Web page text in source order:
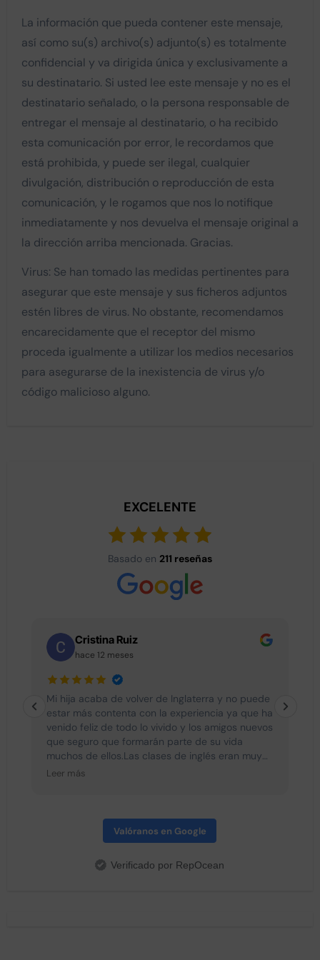
La información que pueda contener este mensaje,
así como su(s) archivo(s) adjunto(s) es totalmente
confidencial y va dirigida única y exclusivamente a
su destinatario. Si usted lee este mensaje y no es el
destinatario señalado, o la persona responsable de
entregar el mensaje al destinatario, o ha recibido
esta comunicación por error, le recordamos que
está prohibida, y puede ser ilegal, cualquier
divulgación, distribución o reproducción de esta
comunicación, y le rogamos que nos lo notifique
inmediatamente y nos devuelva el mensaje original a
la dirección arriba mencionada. Gracias.
Virus: Se han tomado las medidas pertinentes para
asegurar que este mensaje y sus ficheros adjuntos
estén libres de virus. No obstante, recomendamos
encarecidamente que el receptor del mismo
proceda igualmente a utilizar los medios necesarios
para asegurarse de la inexistencia de virus y/o
código malicioso alguno.
EXCELENTE
Basado en 211 reseñas
Cristina Ruiz
hace 12 meses
Mi hija acaba de volver de Inglaterra y no puede
estar más contenta con la experiencia ya que ha
venido feliz de todo lo vivido y los amigos nuevos
que seguro que formarán parte de su vida
muchos de ellos.Las clases de inglés eran muy
interesantes y divertidas con lo cual no se les
tenían ningún momento para el aburrimiento.
Destacar la profesionalidad de Sergio y Oscar
hecho que todos sean una piña. Todos los dias
Leer más
Valóranos en Google
Verificado por RepOcean